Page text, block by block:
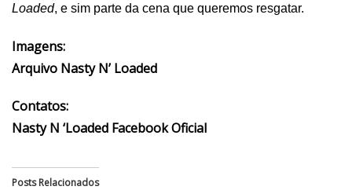
Loaded, e sim parte da cena que queremos resgatar.
Imagens:
Arquivo Nasty N’ Loaded
Contatos:
Nasty N ‘Loaded Facebook Oficial
Posts Relacionados